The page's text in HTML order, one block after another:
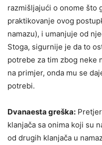
razmišljajući o onome što
praktikovanje ovog
namazu), i umanjuje od
Stoga, sigurnije je da to
potrebe za tim zbog neke
na primjer, onda mu se
potrebi.
Dvanaesta greška:
klanjača sa onima koji su
od drugih klanjača u